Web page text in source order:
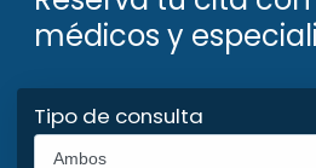
médicos y
Tipo de consulta